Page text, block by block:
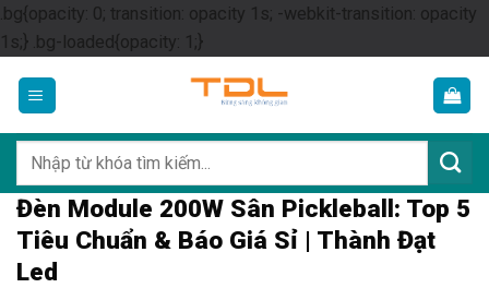
.bg{opacity: 0; transition: opacity 1s; -webkit-transition: opacity
1s;} .bg-loaded{opacity: 1;}Skip
content
kiếm:
Đèn Module 200W Sân Pickleball: Top 5
Tiêu Chuẩn & Báo Giá Sỉ | Thành Đạt
Led